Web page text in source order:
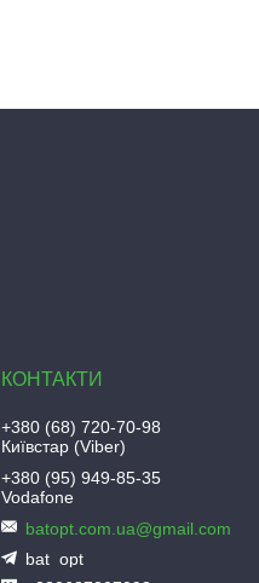
+380 (68) 720-70-98
Київстар (Viber)
+380 (95) 949-85-35
Vodafone
batopt.com.ua@gmail.com
bat_opt